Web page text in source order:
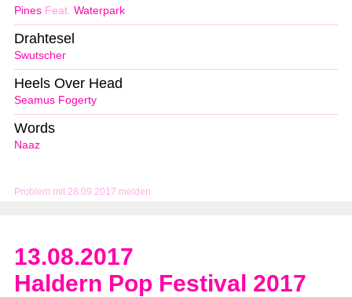
Problem mit 28.09.2017 melden
Pines Feat. Waterpark
Swutscher
Drahtesel
Seamus Fogerty
Heels Over Head
Naaz
Words
13.08.2017
Haldern Pop Festival 2017